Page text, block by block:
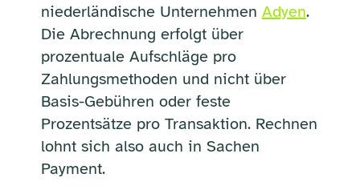
niederländische Unternehmen Adyen.
Die Abrechnung erfolgt über
prozentuale Aufschläge pro
Zahlungsmethoden und nicht über
Basis-Gebühren oder feste
Prozentsätze pro Transaktion. Rechnen
lohnt sich also auch in Sachen
Payment.